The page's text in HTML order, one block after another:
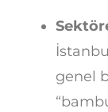
genel